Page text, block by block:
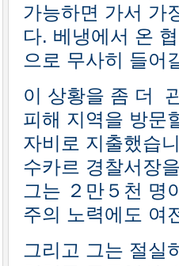
가능하면 가서 가
다. 베냉에서 온
으로 무사히 들어
이 상황을 좀 더
피해 지역을 방문
자비로 지출했습
수카르 경찰서장
그는 ２만５천 명
주의 노력에도 여
그리고 그는 절실